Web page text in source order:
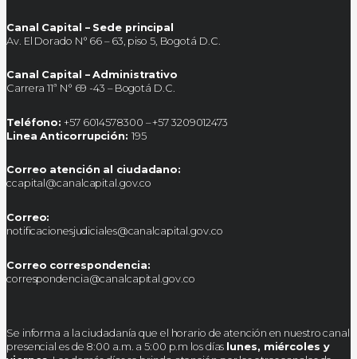
Canal Capital – Sede principal
Av. El Dorado N° 66 – 63, piso 5, Bogotá D.C.
Canal Capital – Administrativo
Carrera 11ª N° 69 -43 – Bogotá D.C.
Teléfono: +57 6014578300 – +57 3209012473
Linea Anticorrupción: 195
Correo atención al ciudadano:
ccapital@canalcapital.gov.co
Correo:
notificacionesjudiciales@canalcapital.gov.co
Correo correspondencia:
correspondencia@canalcapital.gov.co
Se informa a la ciudadanía que el horario de atención en nuestro canal
presencial es de 8:00 a.m. a 5:00 p.m los días lunes, miércoles y